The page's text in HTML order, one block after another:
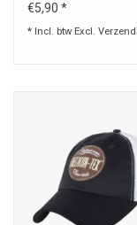
€5,90 *
* Incl. btw Excl.